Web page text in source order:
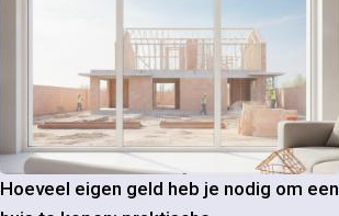
Hoeveel eigen geld heb je nodig om een